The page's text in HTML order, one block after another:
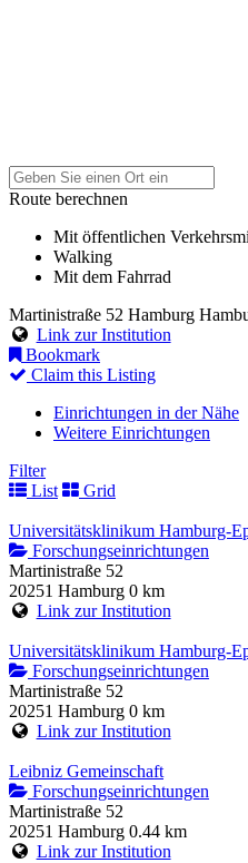
Route berechnen
Mit öffentlichen
Walking
Mit dem Fahrrad
Martinistraße 52 Hamburg
Link zur Institution
Bookmark
Claim this Listing
Einrichtungen in der Nähe
Weitere Einrichtungen
Filter
List
Grid
Universitätsklinikum Hamburg-
Forschungseinrichtungen
Martinistraße 52
20251 Hamburg 0 km
Link zur Institution
Universitätsklinikum Hamburg-
Forschungseinrichtungen
Martinistraße 52
20251 Hamburg 0 km
Link zur Institution
Leibniz Gemeinschaft
Forschungseinrichtungen
Martinistraße 52
20251 Hamburg 0.44 km
Link zur Institution